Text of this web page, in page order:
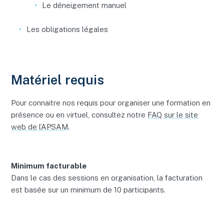
Le déneigement manuel
Les obligations légales
Matériel requis
Pour connaitre nos requis pour organiser une formation en
présence ou en virtuel, consultez notre FAQ sur le site
web de l’APSAM.
Minimum facturable
Dans le cas des sessions en organisation, la facturation
est basée sur un minimum de 10 participants.